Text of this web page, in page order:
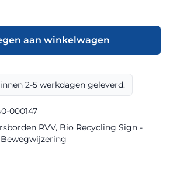
aan winkelwagen
2-5 werkdagen geleverd.
000147
RVV, Bio Recycling Sign -